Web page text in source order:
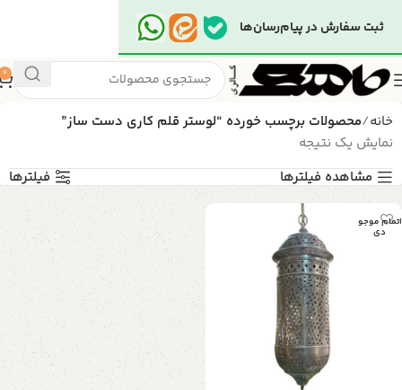
0
خانه محصولات برچسب خورده “لوستر قلم کاری دست ساز”
نمایش یک نتیجه
مشاهده فیلترها
فیلترها
اتمام موجو
دی
ثبت سفارش در پیام‌رسان‌ها